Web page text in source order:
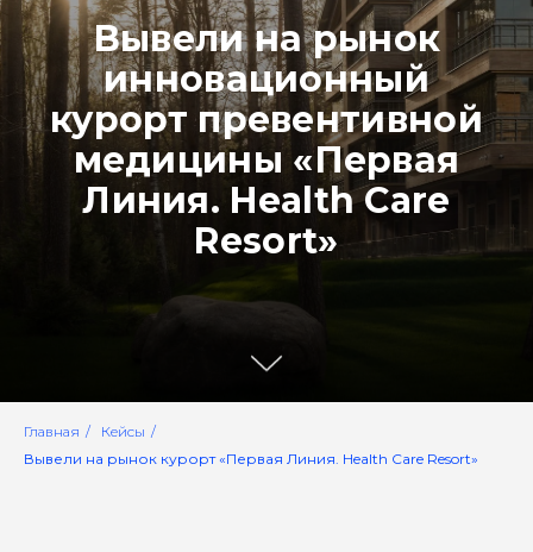
Блог
Кейсы
Услуги
Вывели на рынок
инновационный
курорт превентивной
медицины «Первая
Линия. Health Care
Resort»
Главная / Кейсы /
Вывели на рынок курорт «Первая Линия. Health Care Resort»